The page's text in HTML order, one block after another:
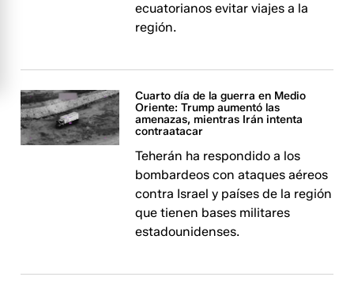
ecuatorianos evitar viajes a la
región.
Cuarto día de la guerra en Medio
Oriente: Trump aumentó las
amenazas, mientras Irán intenta
contraatacar
Teherán ha respondido a los
bombardeos con ataques aéreos
contra Israel y países de la región
que tienen bases militares
estadounidenses.